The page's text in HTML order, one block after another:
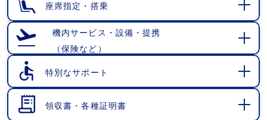
座席指定・搭乗
機内サービス・設備・提携
（保険など）
特別なサポート
領収書・各種証明書